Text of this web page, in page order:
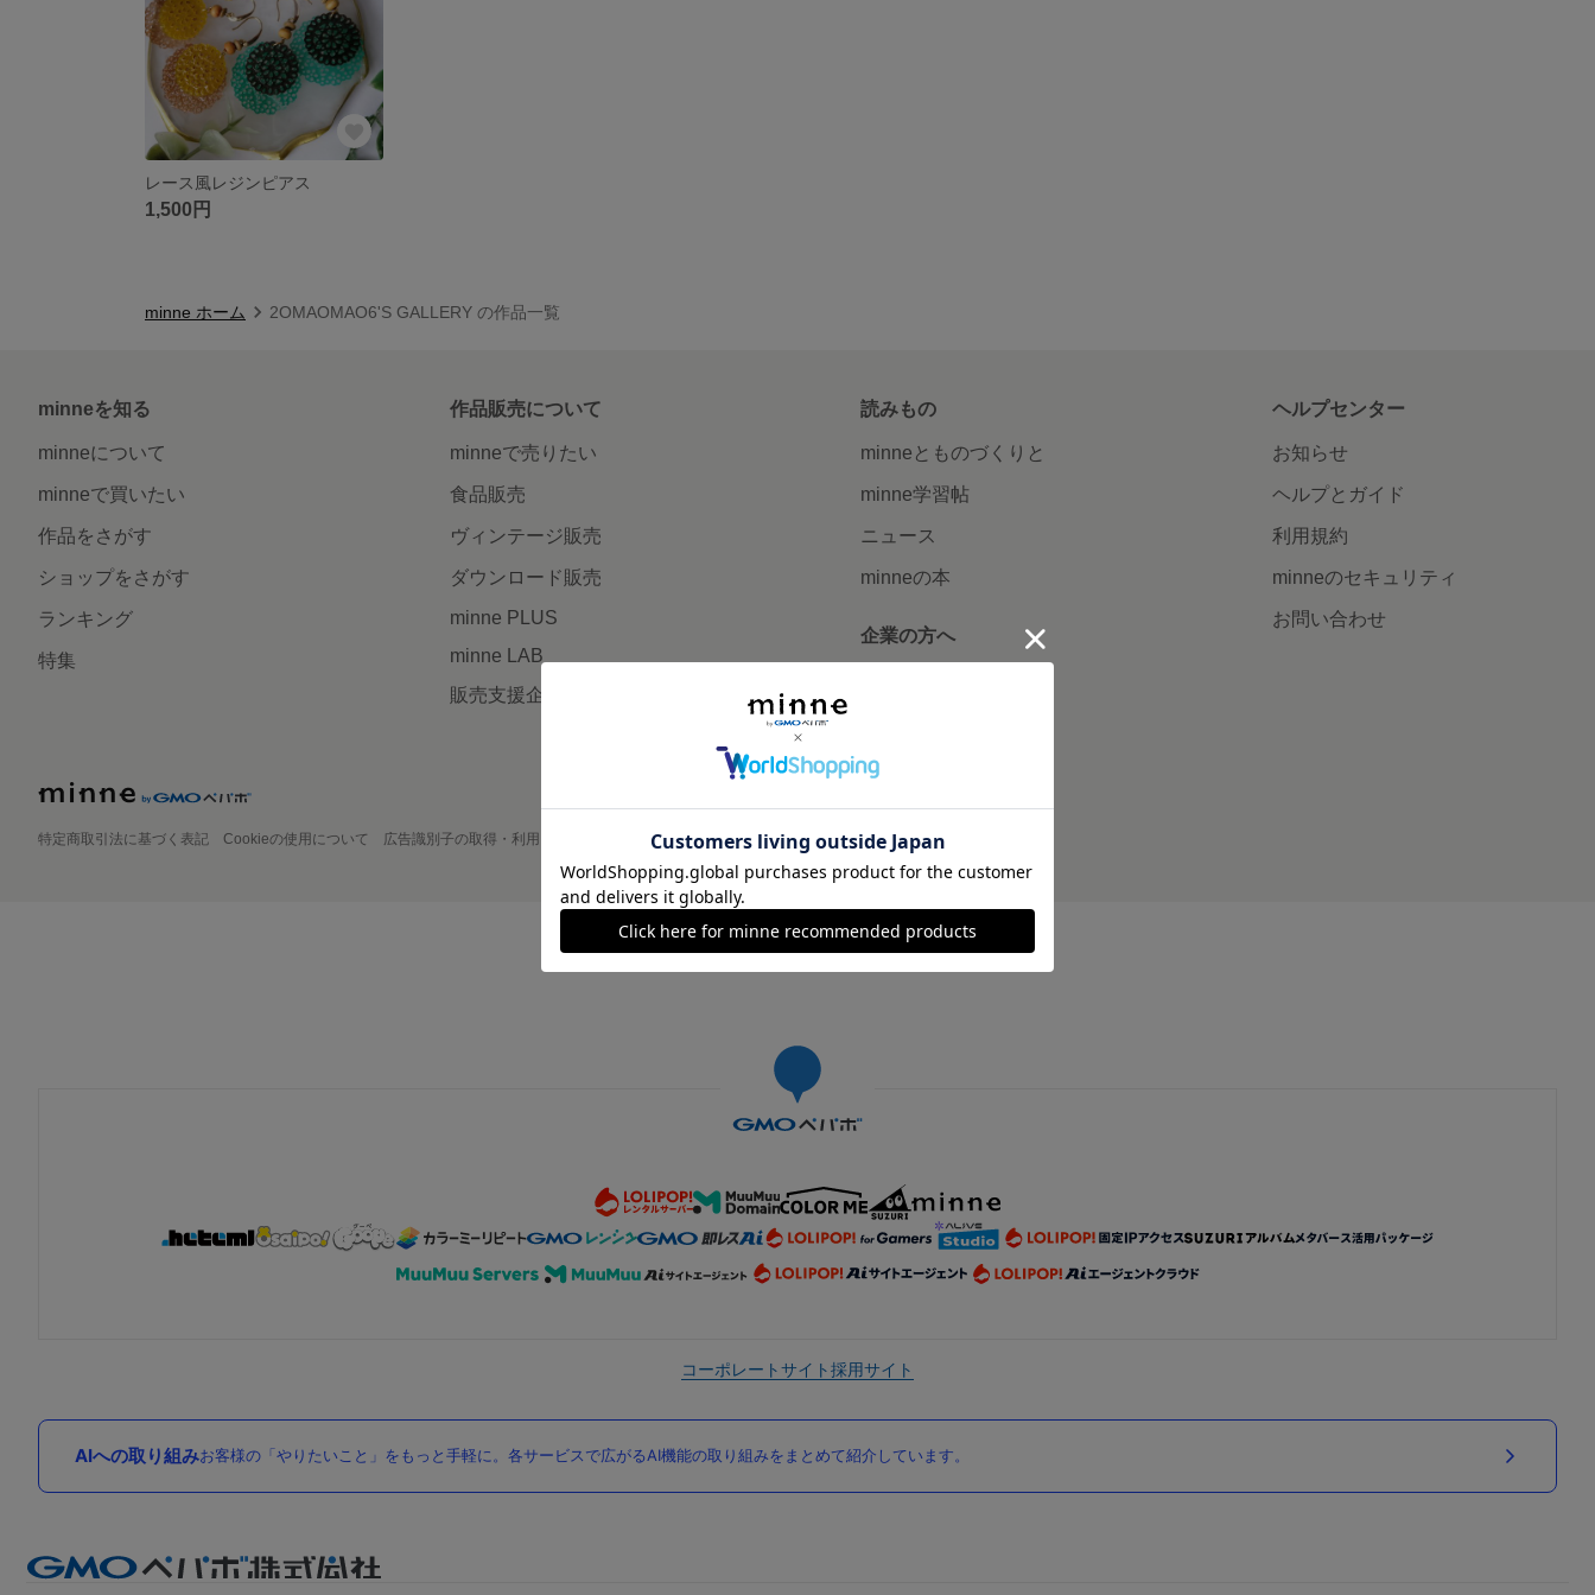
レース風レジンピアス
1,500円
minne ホーム 2OMAOMAO6'S GALLERY の作品一覧
minneを知る
minneについて
minneで買いたい
作品をさがす
ショップをさがす
ランキング
特集
作品販売について
minneで売りたい
食品販売
ヴィンテージ販売
ダウンロード販売
minne PLUS
minne LAB
販売支援企画・イベント
読みもの
minneとものづくりと
minne学習帖
ニュース
minneの本
企業の方へ
ヘルプセンター
お知らせ
ヘルプとガイド
利用規約
minneのセキュリティ
お問い合わせ
特定商取引法に基づく表記 Cookieの使用について 広告識別子の取得・利用 プライバシーポリシー 会社概要 採用情報 メディアキット
©GMO Pepabo, Inc. All rights reserved.
コーポレートサイト採用サイト
AIへの取り組みお客様の「やりたいこと」をもっと手軽に。各サービスで広がるAI機能の取り組みをまとめて紹介しています。